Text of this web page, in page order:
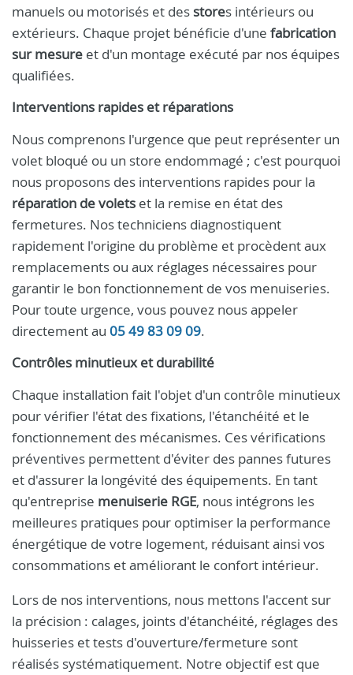
manuels ou motorisés et des stores intérieurs ou
extérieurs. Chaque projet bénéficie d'une fabrication
sur mesure et d'un montage exécuté par nos équipes
qualifiées.
Interventions rapides et réparations
Nous comprenons l'urgence que peut représenter un
volet bloqué ou un store endommagé ; c'est pourquoi
nous proposons des interventions rapides pour la
réparation de volets et la remise en état des
fermetures. Nos techniciens diagnostiquent
rapidement l'origine du problème et procèdent aux
remplacements ou aux réglages nécessaires pour
garantir le bon fonctionnement de vos menuiseries.
Pour toute urgence, vous pouvez nous appeler
directement au 05 49 83 09 09.
Contrôles minutieux et durabilité
Chaque installation fait l'objet d'un contrôle minutieux
pour vérifier l'état des fixations, l'étanchéité et le
fonctionnement des mécanismes. Ces vérifications
préventives permettent d'éviter des pannes futures
et d'assurer la longévité des équipements. En tant
qu'entreprise menuiserie RGE, nous intégrons les
meilleures pratiques pour optimiser la performance
énergétique de votre logement, réduisant ainsi vos
consommations et améliorant le confort intérieur.
Lors de nos interventions, nous mettons l'accent sur
la précision : calages, joints d'étanchéité, réglages des
huisseries et tests d'ouverture/fermeture sont
réalisés systématiquement. Notre objectif est que